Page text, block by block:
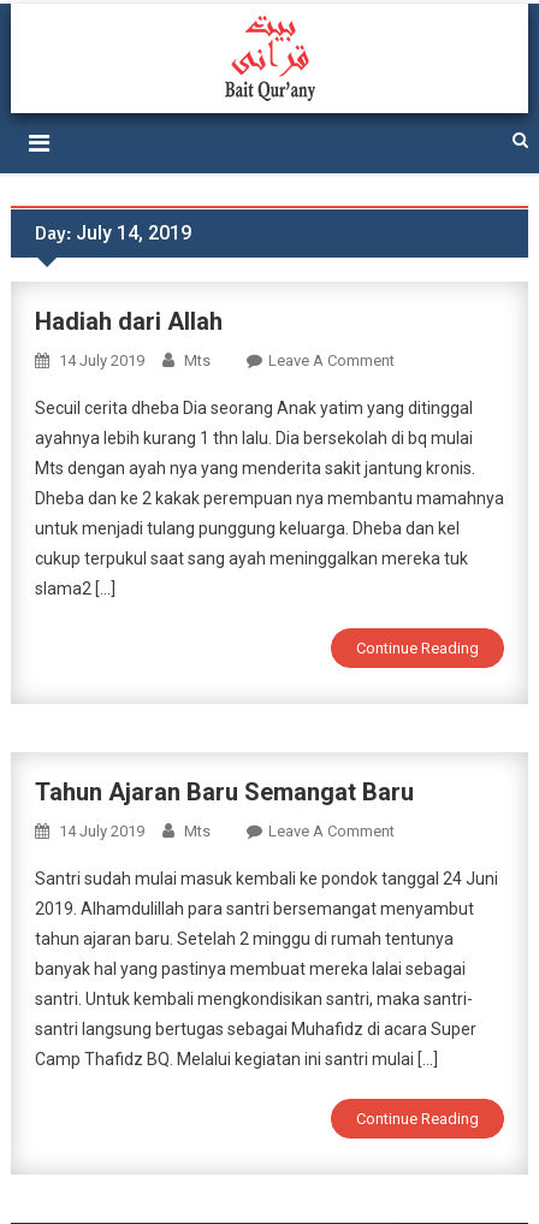
Ponpes Bait Qurany At-
Tafkir
Lahirkan 1 Juta Ulama Besar
Day: July 14, 2019
Hadiah dari Allah
14 July 2019 Mts Leave A CommentOn
Dari
Allah
Secuil cerita dheba Dia seorang Anak yatim yang ditinggal
ayahnya lebih kurang 1 thn lalu. Dia bersekolah di bq mulai
Mts dengan ayah nya yang menderita sakit jantung kronis.
Dheba dan ke 2 kakak perempuan nya membantu mamahnya
untuk menjadi tulang punggung keluarga. Dheba dan kel
cukup terpukul saat sang ayah meninggalkan mereka tuk
slama2 […]
Continue Reading
Tahun Ajaran Baru Semangat Baru
14 July 2019 Mts Leave A CommentOn
Ajaran
Baru
Semangat
Baru
Santri sudah mulai masuk kembali ke pondok tanggal 24 Juni
2019. Alhamdulillah para santri bersemangat menyambut
tahun ajaran baru. Setelah 2 minggu di rumah tentunya
banyak hal yang pastinya membuat mereka lalai sebagai
santri. Untuk kembali mengkondisikan santri, maka santri-
santri langsung bertugas sebagai Muhafidz di acara Super
Camp Thafidz BQ. Melalui kegiatan ini santri mulai […]
Continue Reading